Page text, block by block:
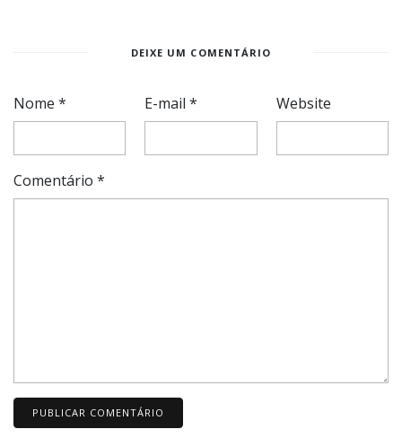
DEIXE UM COMENTÁRIO
Nome * E-mail* Website
Comentário *